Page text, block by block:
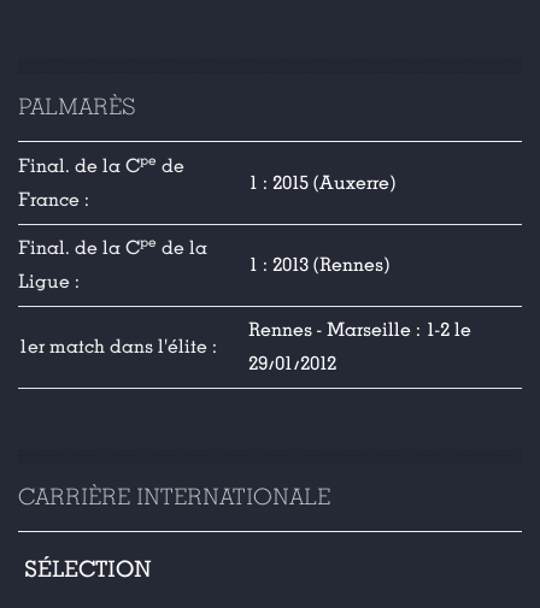
PALMARÈS
Final. de la Cpe de
France :
1 : 2015 (Auxerre)
Final. de la Cpe de la
Ligue :
1 : 2013 (Rennes)
1er match dans l'élite :
Rennes - Marseille : 1-2 le
29/01/2012
CARRIÈRE INTERNATIONALE
SÉLECTION